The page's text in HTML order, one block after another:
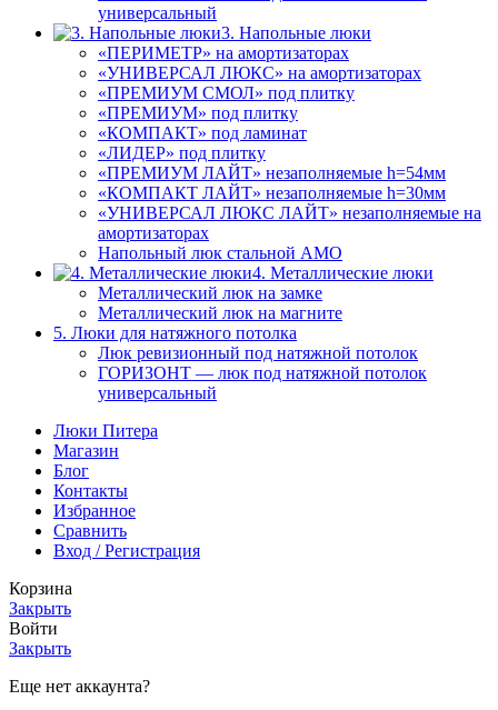
универсальный
3. Напольные люки
«ПЕРИМЕТР» на амортизаторах
«УНИВЕРСАЛ ЛЮКС» на амортизаторах
«ПРЕМИУМ СМОЛ» под плитку
«ПРЕМИУМ» под плитку
«КОМПАКТ» под ламинат
«ЛИДЕР» под плитку
«ПРЕМИУМ ЛАЙТ» незаполняемые h=54мм
«КОМПАКТ ЛАЙТ» незаполняемые h=30мм
«УНИВЕРСАЛ ЛЮКС ЛАЙТ» незаполняемые на
амортизаторах
Напольный люк стальной АМО
4. Металлические люки
Металлический люк на замке
Металлический люк на магните
5. Люки для натяжного потолка
Люк ревизионный под натяжной потолок
ГОРИЗОНТ — люк под натяжной потолок
универсальный
Люки Питера
Магазин
Блог
Контакты
Избранное
Сравнить
Вход / Регистрация
Корзина
Закрыть
Войти
Закрыть
Еще нет аккаунта?